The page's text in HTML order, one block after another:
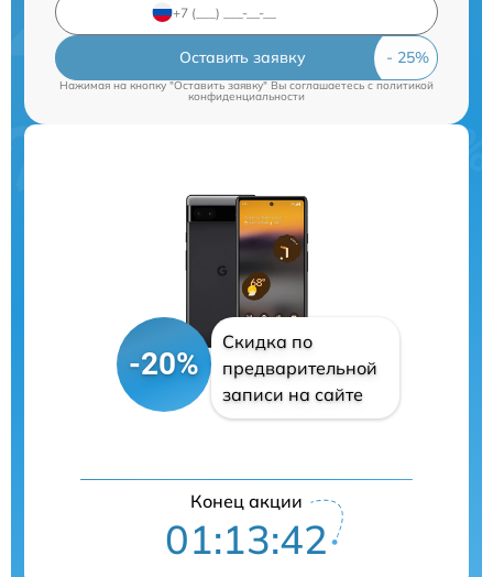
Оставить заявку
Нажимая на кнопку "Оставить заявку" Вы соглашаетесь c политикой
конфиденциальности
-20%
Скидка по
предварительной
записи на сайте
Конец акции
01:13:42